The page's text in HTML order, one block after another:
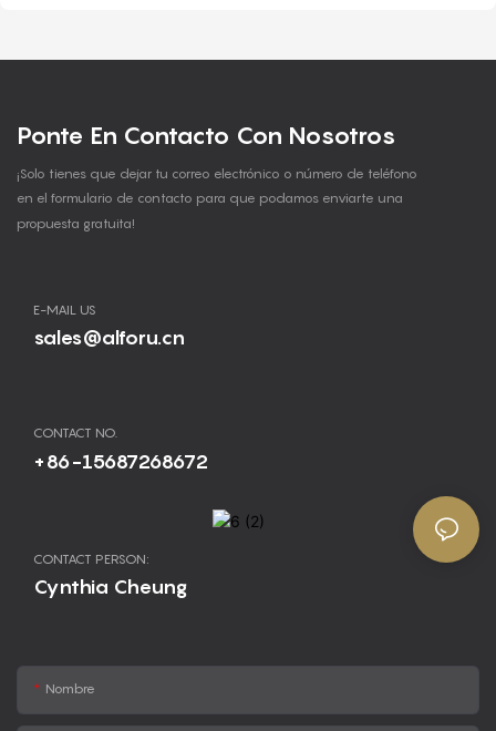
Ponte En Contacto Con Nosotros
¡Solo tienes que dejar tu correo electrónico o número de teléfono
en el formulario de contacto para que podamos enviarte una
propuesta gratuita!
E-MAIL US
sales@alforu.cn
CONTACT NO.
+86-15687268672
CONTACT PERSON:
Cynthia Cheung
Nombre